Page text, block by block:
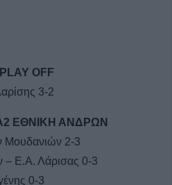
OFF
3-2
ΕΘΝΙΚΗ ΑΝΔΡΩΝ
Μουδανιών 2-3
– Ε.Α. Λάρισας 0-3
0-3